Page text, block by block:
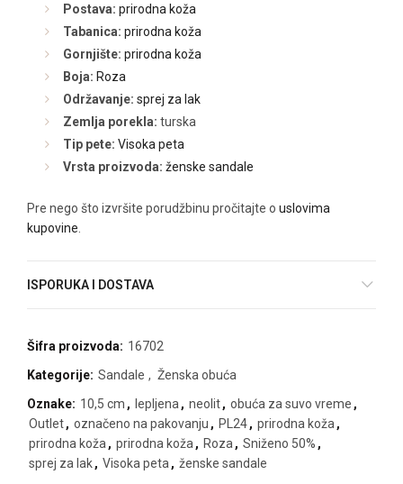
Postava: prirodna koža
Tabanica: prirodna koža
Gornjište: prirodna koža
Boja: Roza
Održavanje: sprej za lak
Zemlja porekla: turska
Tip pete: Visoka peta
Vrsta proizvoda: ženske sandale
Pre nego što izvršite porudžbinu pročitajte o uslovima
kupovine
ISPORUKA I DOSTAVA
Šifra proizvoda: 16702
Kategorije: Sandale , Ženska obuća
Oznake: 10,5 cm , lepljena , neolit, obuća za suvo vreme ,
Outlet, označeno na pakovanju , PL24, prirodna koža ,
prirodna koža , prirodna koža , Roza , Sniženo 50% ,
sprej za lak, Visoka peta , ženske sandale